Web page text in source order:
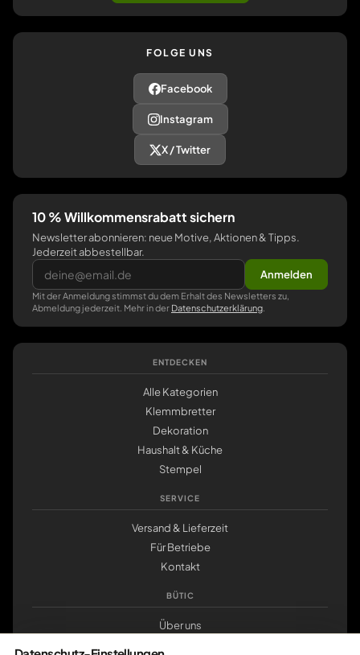
FOLGE UNS
Facebook
Instagram
X / Twitter
10 % Willkommensrabatt sichern
Newsletter abonnieren: neue Motive, Aktionen & Tipps.
Jederzeit abbestellbar.
Anmelden
Mit der Anmeldung stimmst du dem Erhalt des Newsletters zu,
Abmeldung jederzeit. Mehr in der Datenschutzerklärung
ENTDECKEN
Alle Kategorien
Klemmbretter
Dekoration
Haushalt & Küche
Stempel
SERVICE
Versand & Lieferzeit
Für Betriebe
Kontakt
BÜTIC
Über uns